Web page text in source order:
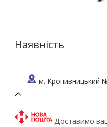
Наявність
м. Кропивницький
Доставимо